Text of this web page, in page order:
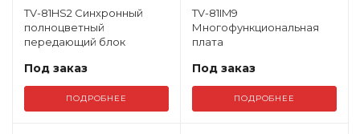
TV-81HS2 Синхронный
полноцветный
передающий блок
Под заказ
ПОДРОБНЕЕ
TV-81IM9
Многофункциональная
плата
Под заказ
ПОДРОБНЕЕ